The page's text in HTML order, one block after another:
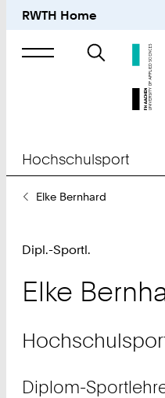
RWTH Home
Suche
nach
Hochschulsport
SieElke Bernhard
Dipl.-Sportl.
Elke
Diplom-